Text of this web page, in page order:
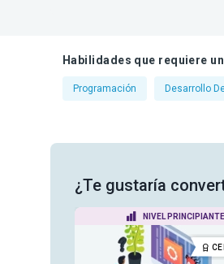
Habilidades que requiere
Programación Desarrollo
¿Te gustaría
NIVEL PRINCIPIANTE